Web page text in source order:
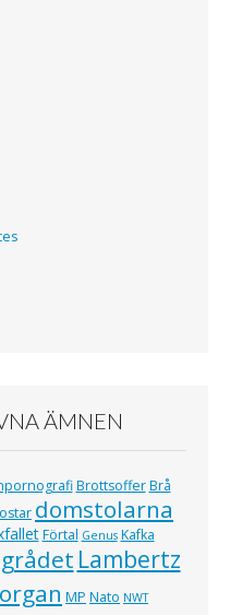
ÄMNEN
Brottsoffer Brå
domstolarna
Förtal Genus Kafka
Lambertz
MP Nato NWT